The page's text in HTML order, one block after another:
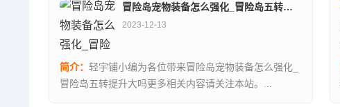
冒险岛宠物装备怎么强化_冒险岛五转提升大吗
2023-12-13
简介： 轻宇铺小编为各位带来冒险岛宠物装备怎么强化_
冒险岛五转提升大吗更多相关内容请关注本站。...